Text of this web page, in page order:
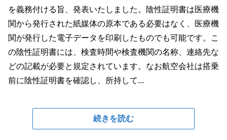
を義務付ける旨、発表いたしました。陰性証明書は医療機
関から発行された紙媒体の原本である必要はなく、医療機
関が発行した電子データを印刷したものでも可能です。こ
の陰性証明書には、検査時間や検査機関の名称、連絡先な
どの記載が必要と規定されています。なお航空会社は搭乗
前に陰性証明書を確認し、所持して...
続きを読む